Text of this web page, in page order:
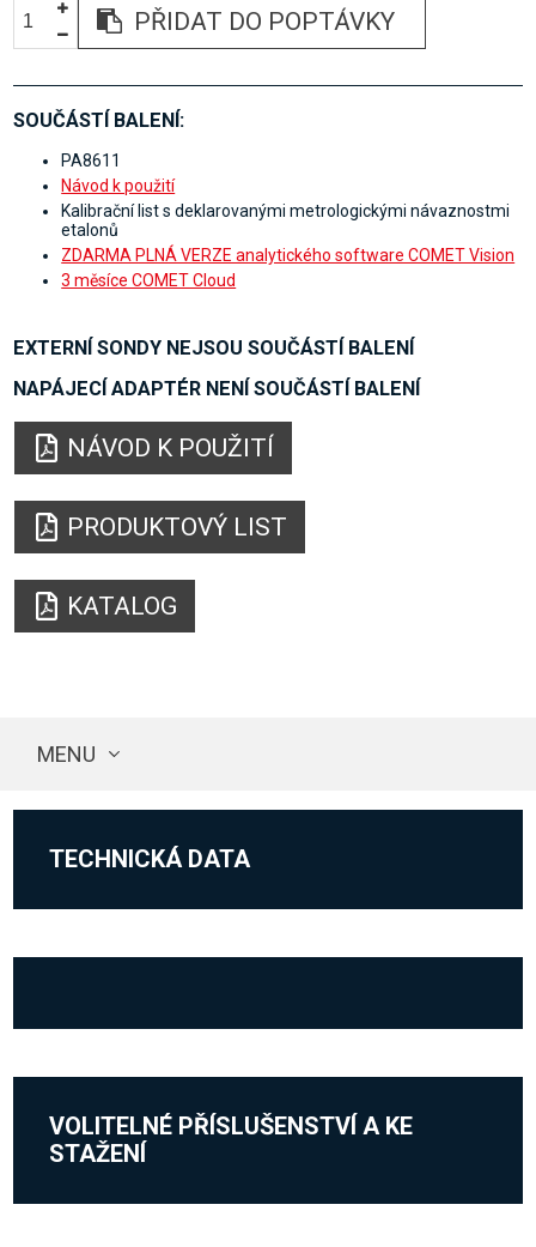
PŘIDAT DO POPTÁVKY
SOUČÁSTÍ BALENÍ:
PA8611
Návod k použití
Kalibrační list s deklarovanými metrologickými návaznostmi
etalonů
ZDARMA PLNÁ VERZE analytického software COMET Vision
3 měsíce COMET Cloud
EXTERNÍ SONDY NEJSOU SOUČÁSTÍ BALENÍ
NAPÁJECÍ ADAPTÉR NENÍ SOUČÁSTÍ BALENÍ
NÁVOD K POUŽITÍ
PRODUKTOVÝ LIST
KATALOG
MENU
TECHNICKÁ DATA
VOLITELNÉ PŘÍSLUŠENSTVÍ A KE
STAŽENÍ